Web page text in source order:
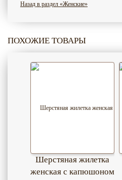
Назад в раздел «Женские»
ПОХОЖИЕ ТОВАРЫ
Шерстяная жилетка
женская с капюшоном